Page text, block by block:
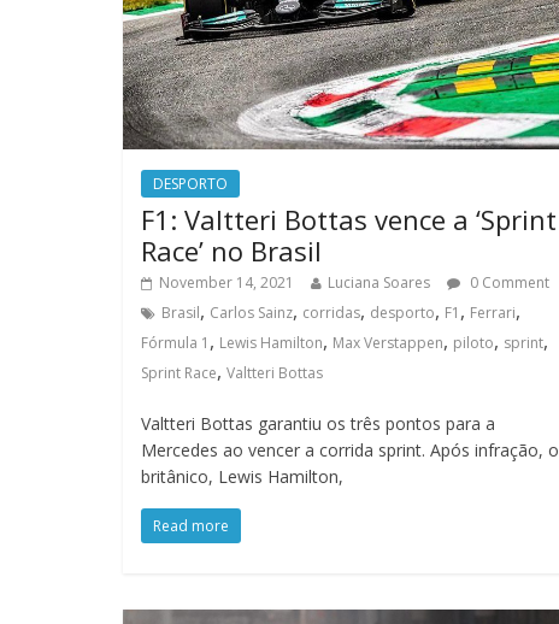
DESPORTO
F1: Valtteri Bottas vence a ‘Sprint
Race’ no Brasil
November 14, 2021 Luciana Soares
0 Comment
Brasil, Carlos Sainz, corridas, desporto, F1 , Ferrari,
Fórmula 1 , Lewis Hamilton, Max Verstappen, piloto, sprint,
Sprint Race, Valtteri Bottas
Valtteri Bottas garantiu os três pontos para a
Mercedes ao vencer a corrida sprint. Após infração, o
britânico, Lewis Hamilton,
Read more